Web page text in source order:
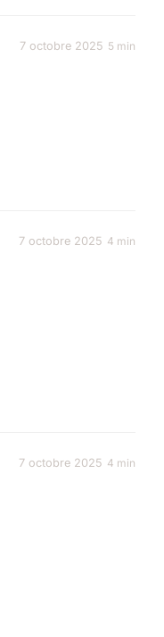
7 octobre 2025 5 min
7 octobre 2025 4 min
7 octobre 2025 4 min